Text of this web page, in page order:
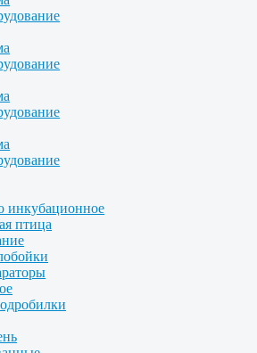
инкубационное
птица